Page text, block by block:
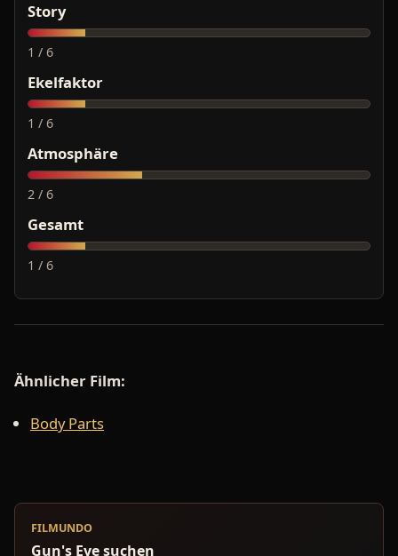
Story
1 / 6
Ekelfaktor
1 / 6
Atmosphäre
2 / 6
Gesamt
1 / 6
Ähnlicher Film:
Body Parts
FILMUNDO
Gun's Eye suchen